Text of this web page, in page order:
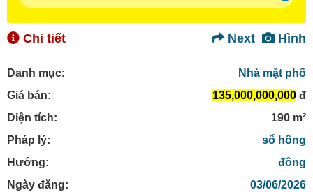
Chi tiết Hình
Next
Danh mục:
Nhà mặt phố
Giá bán:
135,000,000,000 đ
Diện tích:
190 m²
Pháp lý:
sổ hồng
Hướng:
đông
Ngày đăng:
03/06/2026